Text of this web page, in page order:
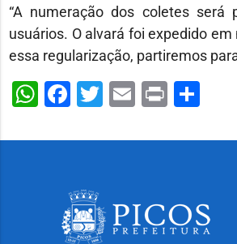
“A numeração dos coletes será
usuários. O alvará foi expedido
essa regularização, partiremos
WhatsApp
Facebook
Twitter
Email
Print